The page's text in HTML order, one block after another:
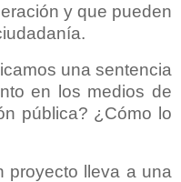
y que pueden
una sentencia
en los medios de
pública? ¿Cómo lo
proyecto lleva a una